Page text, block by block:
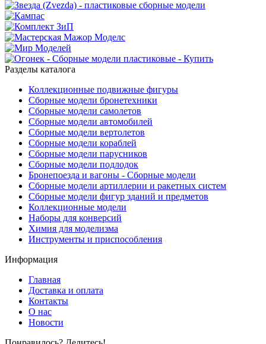
Разделы каталога
Коллекционные подвижные фигуры
Сборные модели бронетехники
Сборные модели самолетов
Сборные модели автомобилей
Сборные модели вертолетов
Сборные модели кораблей
Сборные модели парусников
Сборные модели подлодок
Бронепоезда и вагоны - Сборные модели
Сборные модели артиллерии и ракетных систем
Сборные модели фигур зданий и предметов
Коллекционные модели
Наборы для конверсий
Химия для моделизма
Инструменты и приспособления
Информация
Главная
Доставка и оплата
Контакты
О нас
Новости